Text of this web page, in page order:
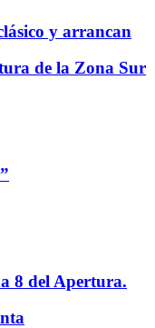
y arrancan
de la Zona Sur
8 del Apertura.